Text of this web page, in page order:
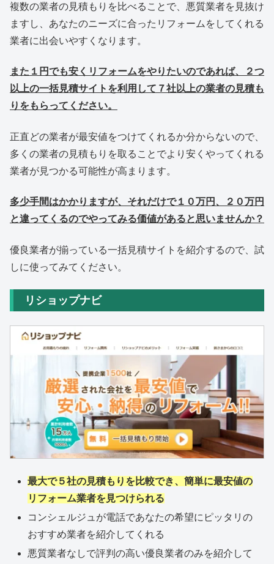
複数の業者の見積もりを比べることで、悪質業者を見抜け
ますし、あなたのニーズに合ったリフォームをしてくれる
業者に出会いやすくなります。
また１円でも安くリフォームをやりたいのであれば、２つ
以上の一括見積サイトを利用して７社以上の業者の見積も
りをもらってください。
正直どの業者が最安値をつけてくれるか分からないので、
多くの業者の見積もりを取ることでより安くやってくれる
業者が見つかる可能性が高まります。
多少手間はかかりますが、それだけで１０万円、２０万円
と違ってくるのでやってみる価値があると思いませんか？
優良業者が揃っている一括見積サイトを紹介するので、試
しに使ってみてください。
リショップナビ
最大で５社の見積もりを比較でき、簡単に最安値の
リフォーム業者を見つけられる
コンシェルジュが電話であなたの希望にピッタリの
おすすめ業者を紹介してくれる
悪質業者なしで評判の高い優良業者のみを紹介して